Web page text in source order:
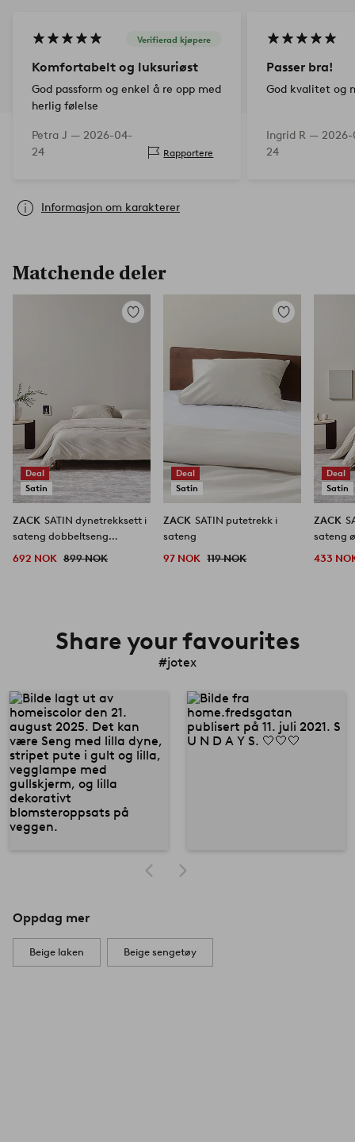
Verifierad kjøpere
Komfortabelt og luksuriøst
God passform og enkel å re opp med
herlig følelse
Petra J — 2026-04-
24
Rapportere
Passer bra!
God kvalitet og
Ingrid R —
24
Informasjon om karakterer
Matchende deler
Deal
Satin
Legg
ZACK SATIN dynetrekksett i
sateng dobbeltseng
692 NOK 899 NOK
Deal
Satin
Legg
ZACK SATIN putetrekk i
sateng
97 NOK 119 NOK
Deal
Satin
ZACK
sateng
433
Share your favourites
#jotex
Oppdag mer
Beige laken Beige sengetøy